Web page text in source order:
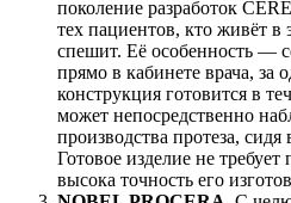
поколение разработок
тех пациентов, кто живёт
спешит. Её особенность —
прямо в кабинете врача, за
конструкция готовится в
может непосредственно
производства протеза, сидя
Готовое изделие не
высока точность его